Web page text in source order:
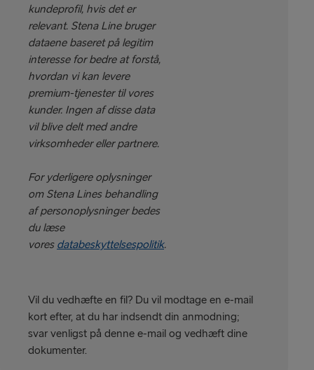
kundeprofil, hvis det er
relevant. Stena Line bruger
dataene baseret på legitim
interesse for bedre at forstå,
hvordan vi kan levere
premium-tjenester til vores
kunder. Ingen af disse data
vil blive delt med andre
virksomheder eller partnere.
For yderligere oplysninger
om Stena Lines behandling
af personoplysninger bedes
du læse
vores databeskyttelsespolitik.
Vil du vedhæfte en fil? Du vil modtage en e-mail
kort efter, at du har indsendt din anmodning;
svar venligst på denne e-mail og vedhæft dine
dokumenter.